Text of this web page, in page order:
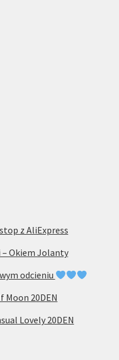
z AliExpress
– Okiem Jolanty
odcieniu
Moon 20DEN
Lovely 20DEN